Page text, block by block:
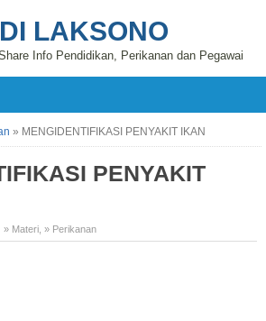
LAKSONO
Info Pendidikan, Perikanan dan Pegawai
» MENGIDENTIFIKASI PENYAKIT IKAN
PENYAKIT
» Materi » Perikanan